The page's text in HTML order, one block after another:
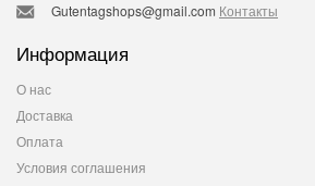
Gutentagshops@gmail.com Контакты
Информация
О нас
Доставка
Оплата
Условия соглашения